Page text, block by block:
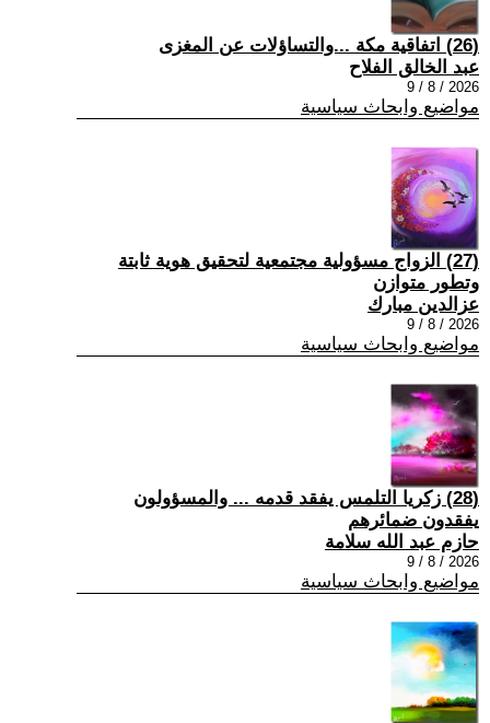
(26) اتفاقية مكة ...والتساؤلات عن المغزى
عبد الخالق الفلاح
2026 / 8 / 9
مواضيع وابحاث سياسية
(27) الزواج مسؤولية مجتمعية لتحقيق هوية ثابتة
وتطور متوازن
عزالدين مبارك
2026 / 8 / 9
مواضيع وابحاث سياسية
(28) زكريا التلمس يفقد قدمه ... والمسؤولون
يفقدون ضمائرهم
حازم عبد الله سلامة
2026 / 8 / 9
مواضيع وابحاث سياسية